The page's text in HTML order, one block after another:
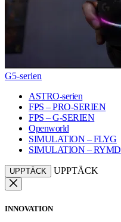
G5-serien
ASTRO-serien
FPS – PRO-SERIEN
FPS – G-SERIEN
Openworld
SIMULATION – FLYG
SIMULATION – RYMD
UPPTÄCK UPPTÄCK
INNOVATION